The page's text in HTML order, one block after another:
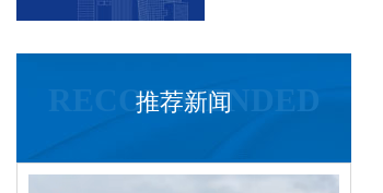
RECOMMENDED
推荐新闻